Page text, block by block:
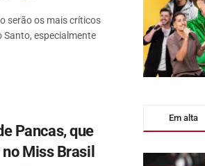
serão os mais críticos
Santo, especialmente
Pancas, que
Miss Brasil
Em alta